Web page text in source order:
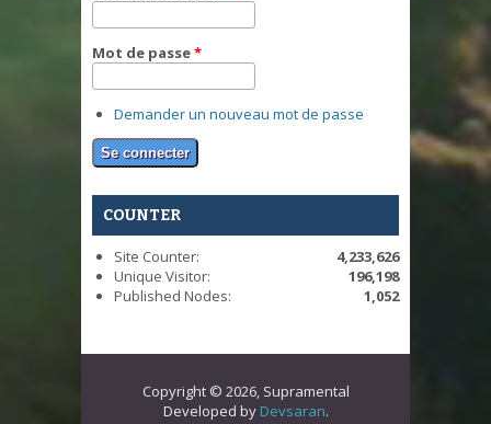
Mot de passe*
Demander un nouveau mot de passe
COUNTER
Site Counter:
4,233,626
Unique Visitor:
196,198
Published Nodes:
1,052
Copyright © 2026, Supramental
Developed by Devsaran.